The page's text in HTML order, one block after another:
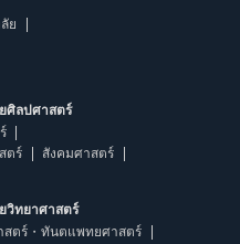
ย
ศิลปศาสตร์
ตร์
สังคมศาสตร์
วิทยาศาสตร์
สตร์・ทันตแพทยศาสตร์